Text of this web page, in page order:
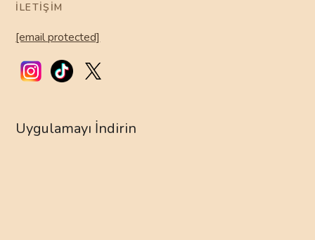
İLETIŞIM
[email protected]
Uygulamayı İndirin